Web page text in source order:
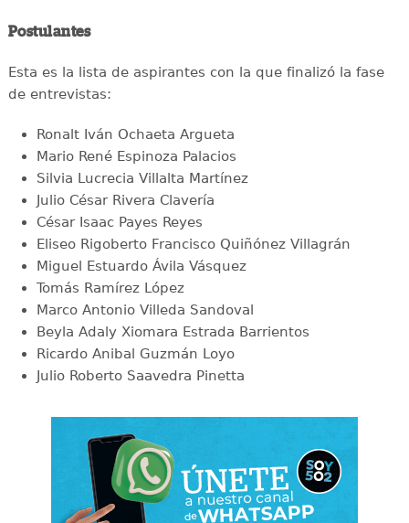
Postulantes
Esta es la lista de aspirantes con la que finalizó la fase
de entrevistas:
Ronalt Iván Ochaeta Argueta
Mario René Espinoza Palacios
Silvia Lucrecia Villalta Martínez
Julio César Rivera Clavería
César Isaac Payes Reyes
Eliseo Rigoberto Francisco Quiñónez Villagrán
Miguel Estuardo Ávila Vásquez
Tomás Ramírez López
Marco Antonio Villeda Sandoval
Beyla Adaly Xiomara Estrada Barrientos
Ricardo Anibal Guzmán Loyo
Julio Roberto Saavedra Pinetta